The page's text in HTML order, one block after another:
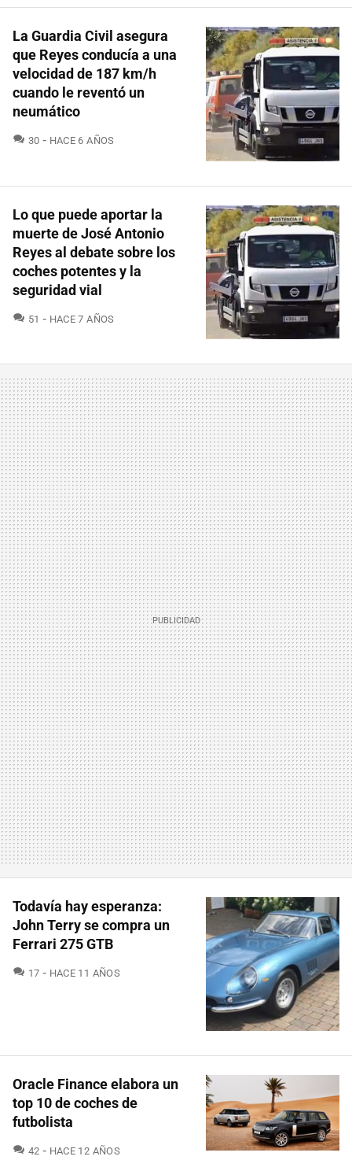
La Guardia Civil asegura
que Reyes conducía a una
velocidad de 187 km/h
cuando le reventó un
neumático
30 COMENTARIOS
HACE 6 AÑOS
Lo que puede aportar la
muerte de José Antonio
Reyes al debate sobre los
coches potentes y la
seguridad vial
51 COMENTARIOS
HACE 7 AÑOS
Todavía hay esperanza:
John Terry se compra un
Ferrari 275 GTB
17 COMENTARIOS
HACE 11 AÑOS
Oracle Finance elabora un
top 10 de coches de
futbolista
42 COMENTARIOS
HACE 12 AÑOS